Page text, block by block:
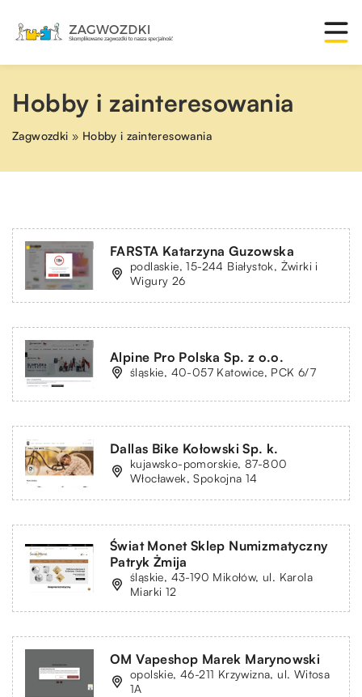
Hobby i zainteresowania
Zagwozdki » Hobby i zainteresowania
FARSTA Katarzyna Guzowska
podlaskie, 15-244 Białystok, Żwirki i
Wigury 26
Alpine Pro Polska Sp. z o.o.
śląskie, 40-057 Katowice, PCK 6/7
Dallas Bike Kołowski Sp. k.
kujawsko-pomorskie, 87-800
Włocławek, Spokojna 14
Świat Monet Sklep Numizmatyczny
Patryk Żmija
śląskie, 43-190 Mikołów, ul. Karola
Miarki 12
OM Vapeshop Marek Marynowski
opolskie, 46-211 Krzywizna, ul. Witosa
1A